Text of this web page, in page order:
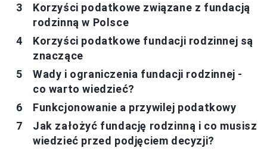
Korzyści podatkowe związane z fundacją
rodzinną w Polsce
Korzyści podatkowe fundacji rodzinnej są
znaczące
Wady i ograniczenia fundacji rodzinnej -
co warto wiedzieć?
Funkcjonowanie a przywilej podatkowy
Jak założyć fundację rodzinną i co musisz
wiedzieć przed podjęciem decyzji?